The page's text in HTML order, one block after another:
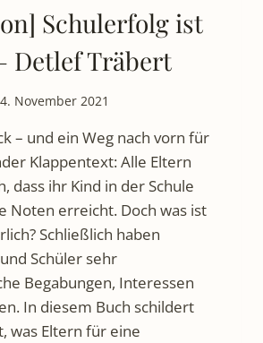
Schulerfolg ist
Detlef Träbert
November 2021
– und ein Weg nach vorn für
Klappentext: Alle Eltern
dass ihr Kind in der Schule
Noten erreicht. Doch was ist
Schließlich haben
Schüler sehr
Begabungen, Interessen
In diesem Buch schildert
was Eltern für eine